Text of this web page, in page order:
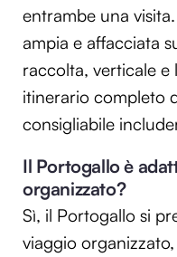
entrambe una
ampia e affacciata
raccolta, verticale e
itinerario completo
consigliabile
Il Portogallo è
organizzato?
Sì, il Portogallo si
viaggio